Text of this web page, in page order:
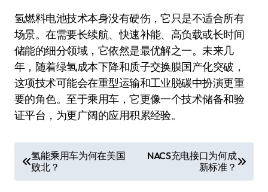
氢燃料电池技术本身没有硬伤，它只是不适合所有
场景。在需要长续航、快速补能、高负载或长时间
储能的细分领域，它依然是最优解之一。未来几
年，随着绿氢成本下降和质子交换膜国产化突破，
这项技术可能会在重型运输和工业脱碳中扮演更重
要的角色。至于乘用车，它更像一个技术储备和验
证平台，为更广阔的应用积累经验。
章
氢能乘用车为何在美国
败北？
NACS充电接口为何成
新标准？